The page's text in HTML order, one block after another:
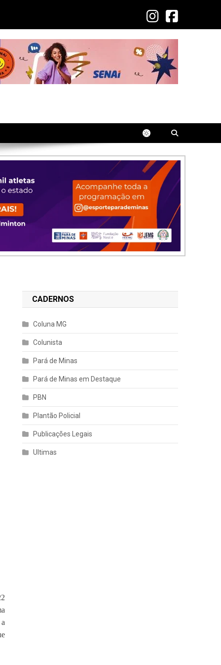
CADERNOS
Coluna MG
Colunista
Pará de Minas
Pará de Minas em Destaque
PBN
Plantão Policial
Publicações Legais
Ultimas